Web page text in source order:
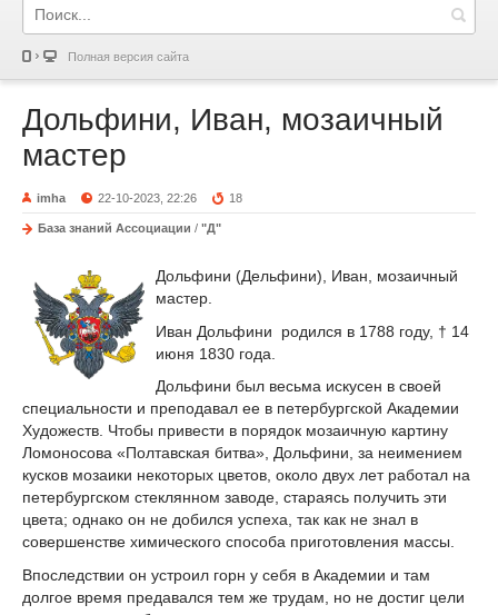
Полная версия сайта
Дольфини, Иван, мозаичный
мастер
imha 22-10-2023, 22:26 18
База знаний Ассоциации / "Д"
Дольфини (Дельфини), Иван, мозаичный
мастер.
Иван Дольфини родился в 1788 году, † 14
июня 1830 года.
Дольфини был весьма искусен в своей
специальности и преподавал ее в петербургской Академии
Художеств. Чтобы привести в порядок мозаичную картину
Ломоносова «Полтавская битва», Дольфини, за неимением
кусков мозаики некоторых цветов, около двух лет работал на
петербургском стеклянном заводе, стараясь получить эти
цвета; однако он не добился успеха, так как не знал в
совершенстве химического способа приготовления массы.
Впоследствии он устроил горн у себя в Академии и там
долгое время предавался тем же трудам, но не достиг цели